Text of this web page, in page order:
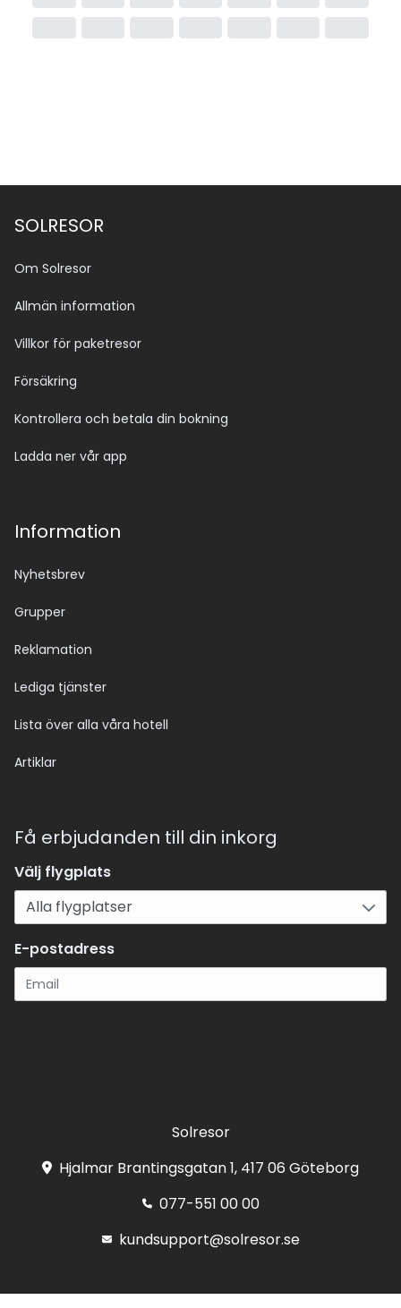
SOLRESOR
Om Solresor
Allmän information
Villkor för paketresor
Försäkring
Kontrollera och betala din bokning
Ladda ner vår app
Information
Nyhetsbrev
Grupper
Reklamation
Lediga tjänster
Lista över alla våra hotell
Artiklar
Få erbjudanden till din inkorg
Välj flygplats
E-postadress
Solresor
Hjalmar Brantingsgatan 1, 417 06 Göteborg
077-551 00 00
kundsupport@solresor.se